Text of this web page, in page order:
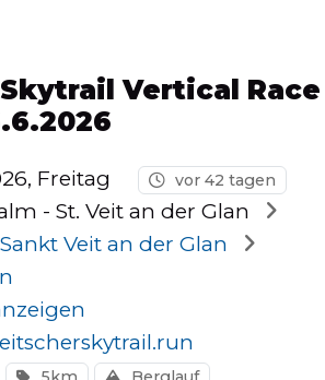
Vertical Race
Freitag vor 42 tagen
- St. Veit an der Glan
Veit an der Glan